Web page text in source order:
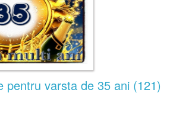
pentru varsta de 35 ani (121)